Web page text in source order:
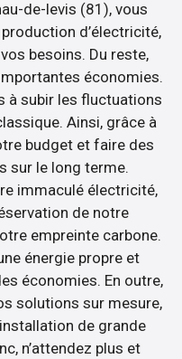
de-levis (81), vous
d’électricité,
besoins. Du reste,
économies.
à subir les fluctuations
Ainsi, grâce à
budget et faire des
sur le long terme.
immaculé électricité,
de notre
empreinte carbone.
énergie propre et
économies. En outre,
solutions sur mesure,
de grande
n’attendez plus et